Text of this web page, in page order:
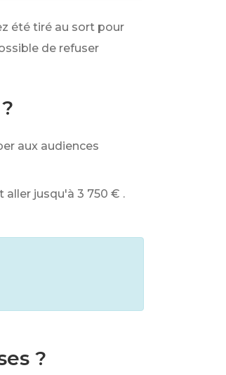
été tiré au sort pour
de refuser
aux audiences
aller jusqu'à 3 750 € .
?